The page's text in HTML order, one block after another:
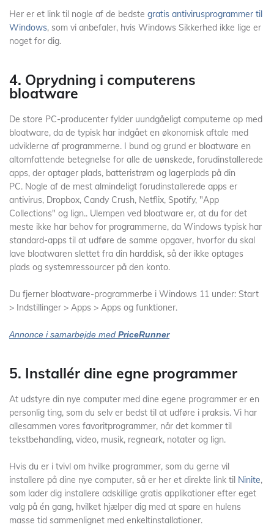
Her er et link til nogle af de bedste gratis antivirusprogrammer til
Windows, som vi anbefaler, hvis Windows Sikkerhed ikke lige er
noget for dig.
4. Oprydning i computerens
bloatware
De store PC-producenter fylder uundgåeligt computerne op med
bloatware, da de typisk har indgået en økonomisk aftale med
udviklerne af programmerne. I bund og grund er bloatware en
altomfattende betegnelse for alle de uønskede, forudinstallerede
apps, der optager plads, batteristrøm og lagerplads på din
PC. Nogle af de mest almindeligt forudinstallerede apps er
antivirus, Dropbox, Candy Crush, Netflix, Spotify, "App
Collections" og lign.. Ulempen ved bloatware er, at du for det
meste ikke har behov for programmerne, da Windows typisk har
standard-apps til at udføre de samme opgaver, hvorfor du skal
lave bloatwaren slettet fra din harddisk, så der ikke optages
plads og systemressourcer på den konto.
Du fjerner bloatware-programmerbe i Windows 11 under: Start
> Indstillinger > Apps > Apps og funktioner.
Annonce i samarbejde med PriceRunner
5. Installér dine egne programmer
At udstyre din nye computer med dine egene programmer er en
personlig ting, som du selv er bedst til at udføre i praksis. Vi har
allesammen vores favoritprogrammer, når det kommer til
tekstbehandling, video, musik, regneark, notater og lign.
Hvis du er i tvivl om hvilke programmer, som du gerne vil
installere på dine nye computer, så er her et direkte link til Ninite,
som lader dig installere adskillige gratis applikationer efter eget
valg på én gang, hvilket hjælper dig med at spare en hulens
masse tid sammenlignet med enkeltinstallationer.